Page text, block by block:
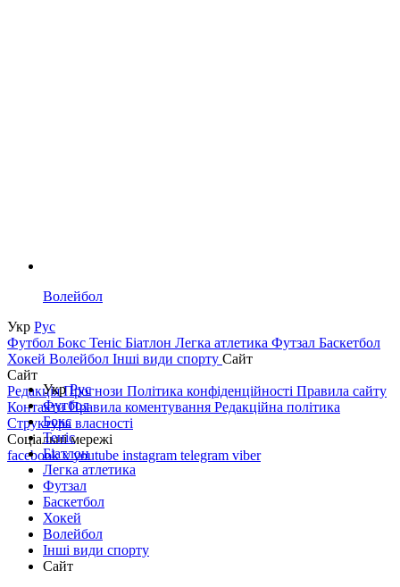
Волейбол
Укр Рус
Футбол Бокс Теніс Біатлон Легка атлетика Футзал Баскетбол
Хокей Волейбол Інші види спорту Сайт
Сайт
РедакціяПрогнози Політика конфіденційності Правила сайту
КонтактиПравила коментування Редакційна політика
Структура власності
Соціальні мережі
facebookxyoutube instagram telegram viber
УкрРус
Футбол
Бокс
Теніс
Біатлон
Легка атлетика
Футзал
Баскетбол
Хокей
Волейбол
Інші види спорту
Сайт